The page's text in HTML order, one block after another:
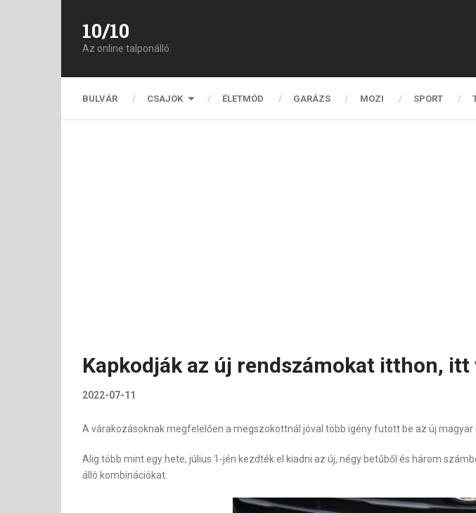
10/10
Az online talponálló
BULVÁR CSAJOK ÉLETMÓD GARÁZS MOZI SPORT
Kapkodják az új rendszámokat itthon, itt
2022-07-11
A várakozásoknak megfelelően a megszokottnál jóval több igény futott be az új
Alig több mint egy hete, július 1-jén kezdték el kiadni az új, négy betűből és három
álló kombinációkat.